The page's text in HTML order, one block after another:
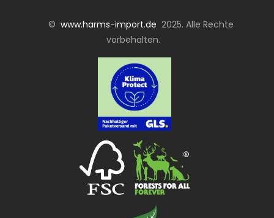
© www.harms-import.de 2025. Alle Rechte
vorbehalten.